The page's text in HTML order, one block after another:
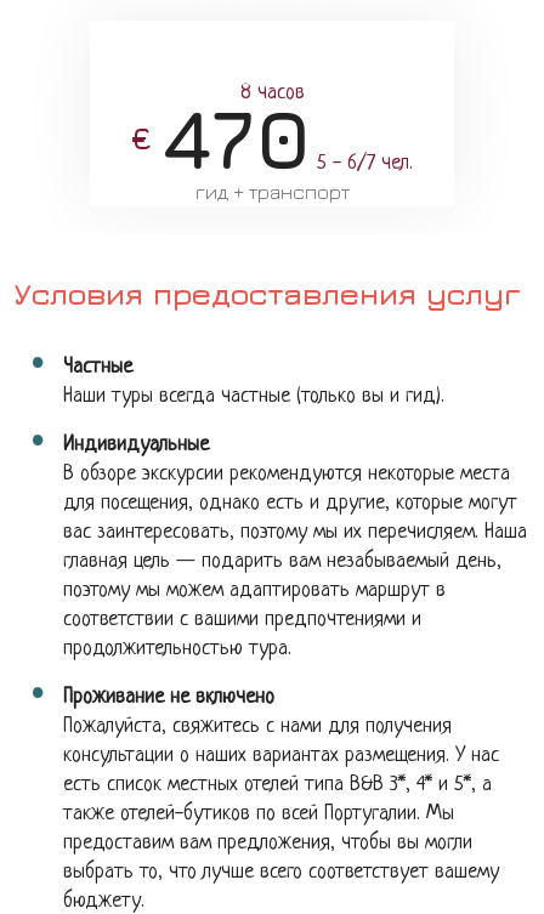
8 часов
€ 470 5 - 6/7 чел.
гид + транспорт
Условия предоставления услуг
Частные
Наши туры всегда частные (только вы и гид).
Индивидуальные
В обзоре экскурсии рекомендуются некоторые места
для посещения, однако есть и другие, которые могут
вас заинтересовать, поэтому мы их перечисляем. Наша
главная цель — подарить вам незабываемый день,
поэтому мы можем адаптировать маршрут в
соответствии с вашими предпочтениями и
продолжительностью тура.
Проживание не включено
Пожалуйста, свяжитесь с нами для получения
консультации о наших вариантах размещения. У нас
есть список местных отелeй типа B&B 3*, 4* и 5*, а
также отелей-бутиков по всей Португалии. Мы
предоставим вам предложения, чтобы вы могли
выбрать то, что лучше всего соответствует вашему
бюджету.